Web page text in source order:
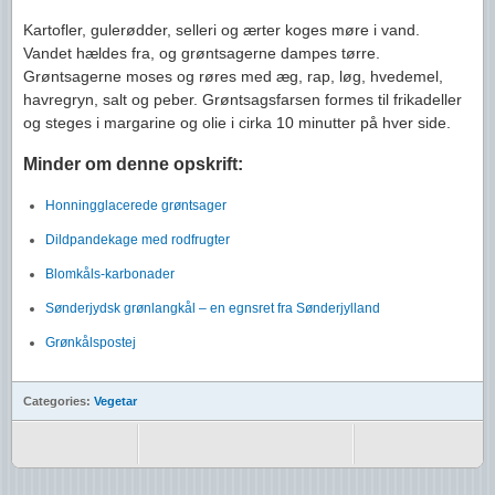
Kartofler, gulerødder, selleri og ærter koges møre i vand.
Vandet hældes fra, og grøntsagerne dampes tørre.
Grøntsagerne moses og røres med æg, rap, løg, hvedemel,
havregryn, salt og peber. Grøntsagsfarsen formes til frikadeller
og steges i margarine og olie i cirka 10 minutter på hver side.
Minder om denne opskrift:
Honningglacerede grøntsager
Dildpandekage med rodfrugter
Blomkåls-karbonader
Sønderjydsk grønlangkål – en egnsret fra Sønderjylland
Grønkålspostej
Categories: Vegetar